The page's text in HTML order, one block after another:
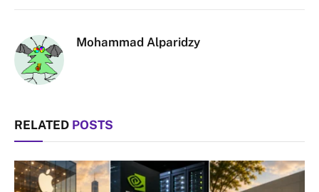
Mohammad Alparidzy
RELATED POSTS